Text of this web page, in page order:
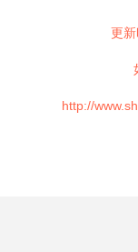
更
http://